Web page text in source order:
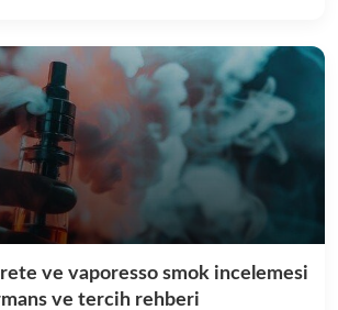
ele alınmaktadır. Amacımız,
teknik hem de pratik perspektiften
[…]
ve vaporesso smok incelemesi
ve tercih rehberi